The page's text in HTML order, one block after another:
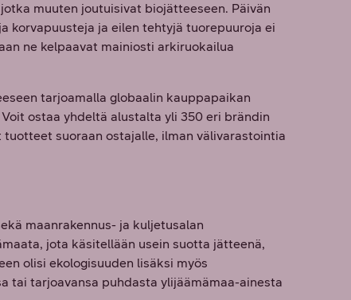
muuten joutuisivat biojätteeseen. Päivän
korvapuusteja ja eilen tehtyjä tuorepuuroja ei
ne kelpaavat mainiosti arkiruokailua
tarjoamalla globaalin kauppapaikan
ostaa yhdeltä alustalta yli 350 eri brändin
suoraan ostajalle, ilman välivarastointia
maanrakennus- ja kuljetusalan
jota käsitellään usein suotta jätteenä,
olisi ekologisuuden lisäksi myös
tai tarjoavansa puhdasta ylijäämämaa-ainesta